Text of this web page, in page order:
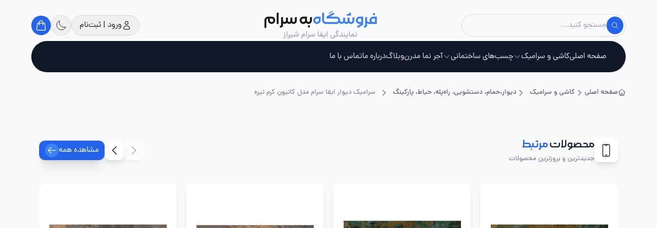
فروشگاهبه سرام
نمایندگی ایفا سرام شیراز
ورود | ثبت‌نام
صفحه اصلیکاشی و سرامیک چسب‌های ساختمانی آجر نما مدرنوبلاگدرباره ماتماس با ما
صفحه اصلی کاشی و سرامیک دیوار،حمام، دستشویی، راه‌پله، حیاط، پارکینگ سرامیک دیوار ایفا سرام مدل کانیون کرم تیره
محصولاتمرتبط
جدیدترین و بروزترین محصولات
مشاهده همه